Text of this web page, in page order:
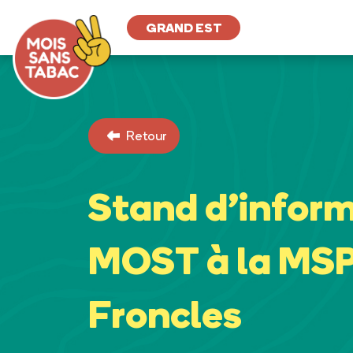
GRAND EST
Retour
Stand
MOST à la
Froncles